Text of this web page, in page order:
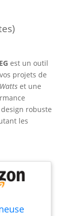
est un outil
projets de
et une
robuste
les